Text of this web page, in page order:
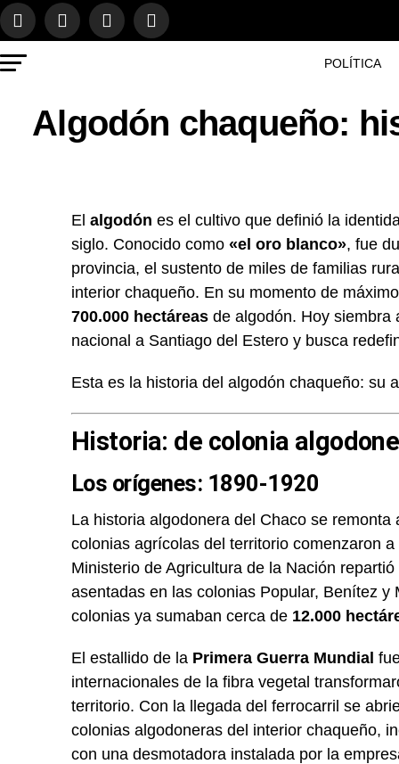
POLÍTICA
Algodón chaqueño:
El algodón es el cultivo que definió la
siglo. Conocido como «el oro blanco», fue
provincia, el sustento de miles de familias
interior chaqueño. En su momento de
700.000 hectáreas de algodón. Hoy siembra
nacional a Santiago del Estero y busca
Esta es la historia del algodón chaqueño: su
Historia: de colonia
Los orígenes: 1890-1920
La historia algodonera del Chaco se remonta
colonias agrícolas del territorio comenzaron
Ministerio de Agricultura de la Nación
asentadas en las colonias Popular, Benítez
colonias ya sumaban cerca de 12.000
El estallido de la Primera Guerra Mundial
internacionales de la fibra vegetal
territorio. Con la llegada del ferrocarril se
colonias algodoneras del interior chaqueño,
con una desmotadora instalada por la